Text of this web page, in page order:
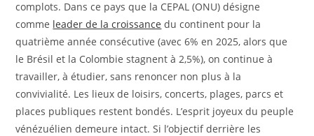
complots. Dans ce pays que la CEPAL (ONU) désigne
comme leader de la croissance du continent pour la
quatrième année consécutive (avec 6% en 2025, alors que
le Brésil et la Colombie stagnent à 2,5%), on continue à
travailler, à étudier, sans renoncer non plus à la
convivialité. Les lieux de loisirs, concerts, plages, parcs et
places publiques restent bondés. L’esprit joyeux du peuple
vénézuélien demeure intact. Si l’objectif derrière les